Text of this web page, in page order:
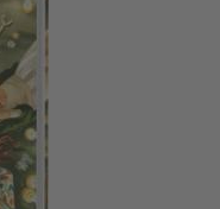
Freundebuch